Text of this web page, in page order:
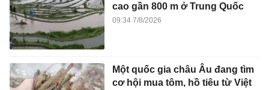
cao gần 800 m ở Trung Quốc
09:34 7/8/2026
Một quốc gia châu Âu đang tìm
cơ hội mua tôm, hồ tiêu từ Việt